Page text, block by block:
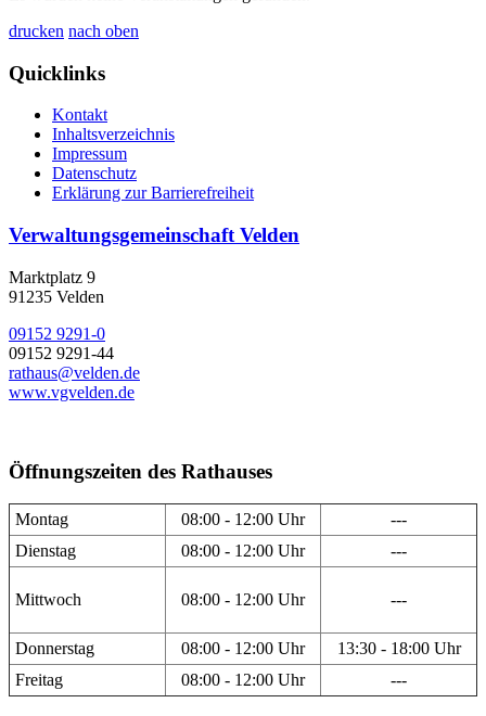
drucken nach oben
Quicklinks
Kontakt
Inhaltsverzeichnis
Impressum
Datenschutz
Erklärung zur Barrierefreiheit
Verwaltungsgemeinschaft Velden
Marktplatz 9
91235 Velden
09152 9291-0
09152 9291-44
rathaus@velden.de
www.vgvelden.de
Öffnungszeiten des Rathauses
Montag 08:00 - 12:00 Uhr
---
Dienstag
08:00 - 12:00 Uhr ---
Mittwoch 08:00 - 12:00 Uhr ---
Donnerstag 08:00 - 12:00 Uhr
13:30 - 18:00 Uhr
Freitag
08:00 - 12:00 Uhr ---